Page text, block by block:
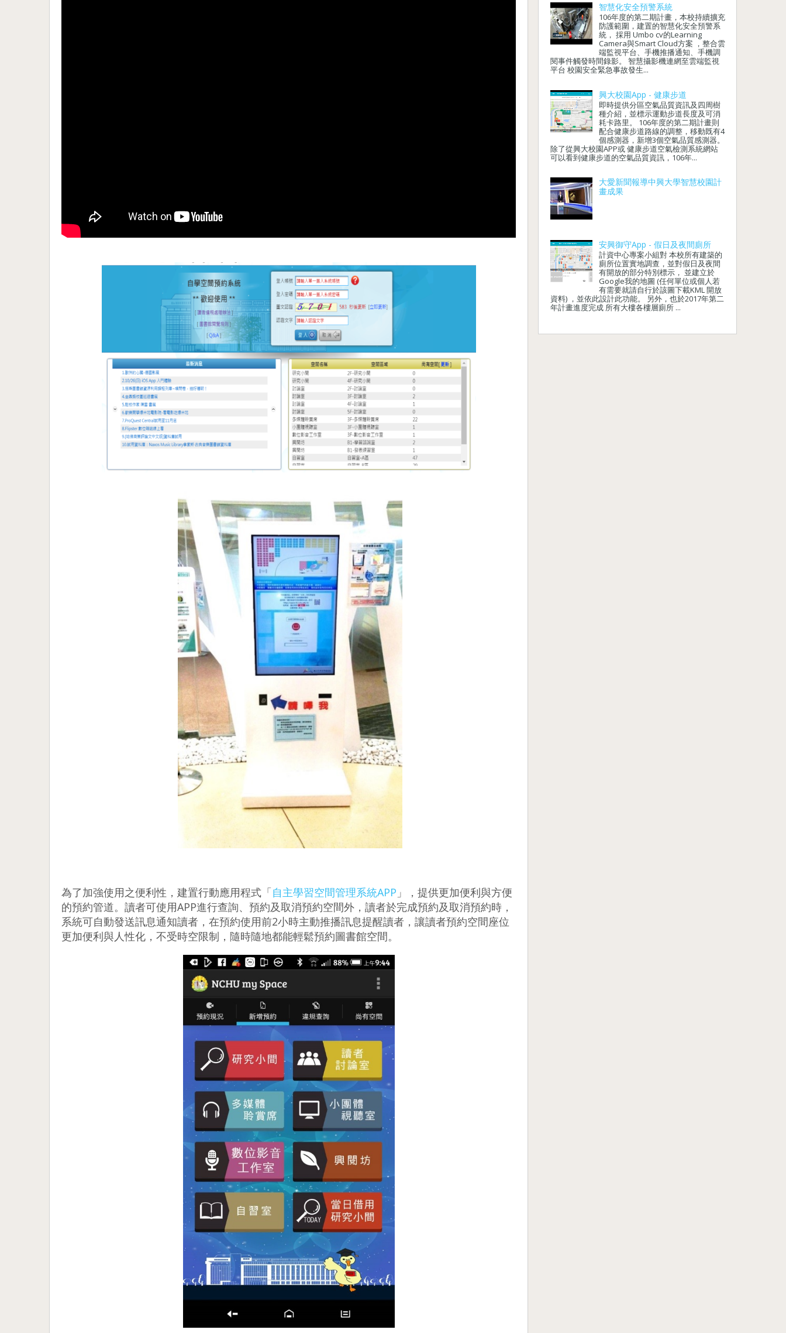
為了加強使用之便利性，建置行動應用程式「自主學習空間管理系統APP 」，提供更加便利與方便
的預約管道。讀者可使用APP進行查詢、預約及取消預約空間外，讀者於完成預約及取消預約時，
系統可自動發送訊息通知讀者，在預約使用前2小時主動推播訊息提醒讀者，讓讀者預約空間座位
更加便利與人性化，不受時空限制，隨時隨地都能輕鬆預約圖書館空間。
智慧化安全預警系統
106年度的第二期計畫，本校持續擴充
防護範圍，建置的智慧化安全預警系
統， 採用 Umbo cv的Learning
Camera與Smart Cloud方案 ，整合雲
端監視平台、手機推播通知、手機調
閱事件觸發時間錄影。 智慧攝影機連網至雲端監視
平台 校園安全緊急事故發生...
興大校園App - 健康步道
即時提供分區空氣品質資訊及四周樹
種介紹，並標示運動步道長度及可消
耗卡路里。 106年度的第二期計畫則
配合健康步道路線的調整，移動既有4
個感測器，新增3個空氣品質感測器。
除了從興大校園APP或 健康步道空氣檢測系統網站
可以看到健康步道的空氣品質資訊，106年...
大愛新聞報導中興大學智慧校園計
畫成果
安興御守App - 假日及夜間廁所
計資中心專案小組對 本校所有建築的
廁所位置實地調查，並對假日及夜間
有開放的部分特別標示， 並建立於
Google我的地圖 (任何單位或個人若
有需要就請自行於該圖下載KML 開放
資料) ，並依此設計此功能。 另外，也於2017年第二
年計畫進度完成 所有大樓各樓層廁所 ...